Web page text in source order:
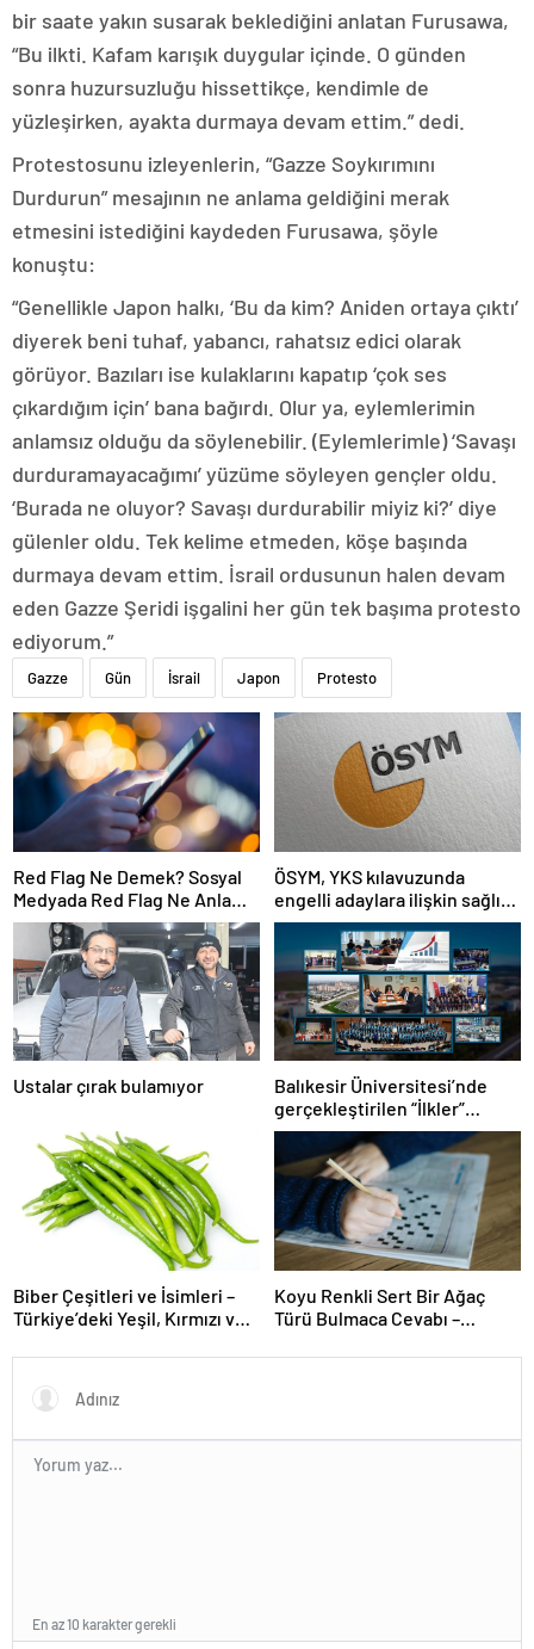
bir saate yakın susarak beklediğini anlatan Furusawa,
“Bu ilkti. Kafam karışık duygular içinde. O günden
sonra huzursuzluğu hissettikçe, kendimle de
yüzleşirken, ayakta durmaya devam ettim.” dedi.
Protestosunu izleyenlerin, “Gazze Soykırımını
Durdurun” mesajının ne anlama geldiğini merak
etmesini istediğini kaydeden Furusawa, şöyle
konuştu:
“Genellikle Japon halkı, ‘Bu da kim? Aniden ortaya çıktı’
diyerek beni tuhaf, yabancı, rahatsız edici olarak
görüyor. Bazıları ise kulaklarını kapatıp ‘çok ses
çıkardığım için’ bana bağırdı. Olur ya, eylemlerimin
anlamsız olduğu da söylenebilir. (Eylemlerimle) ‘Savaşı
durduramayacağımı’ yüzüme söyleyen gençler oldu.
‘Burada ne oluyor? Savaşı durdurabilir miyiz ki?’ diye
gülenler oldu. Tek kelime etmeden, köşe başında
durmaya devam ettim. İsrail ordusunun halen devam
eden Gazze Şeridi işgalini her gün tek başıma protesto
ediyorum.”
Gazze Gün İsrail Japon Protesto
Red Flag Ne Demek? Sosyal
Medyada Red Flag Ne Anlama
Gelir?
ÖSYM, YKS kılavuzunda
engelli adaylara ilişkin sağlık
şartlarını güncelledi
Ustalar çırak bulamıyor
Balıkesir Üniversitesi’nde
gerçekleştirilen “İlkler”
üniversitenin geleceğini
şekillendiriyor
Biber Çeşitleri ve İsimleri –
Türkiye’deki Yeşil, Kırmızı ve
Koyu Renkli Sert Bir Ağaç
Türü Bulmaca Cevabı –
Bir Ağaç Türü
En az 10 karakter gerekli